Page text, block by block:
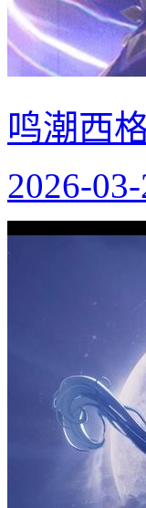
鸣潮西
2026-